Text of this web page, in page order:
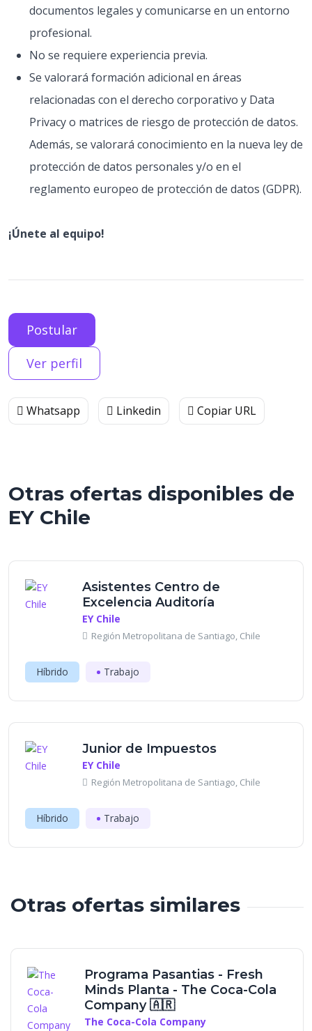
documentos legales y comunicarse en un entorno
profesional.
No se requiere experiencia previa.
Se valorará formación adicional en áreas
relacionadas con el derecho corporativo y Data
Privacy o matrices de riesgo de protección de datos.
Además, se valorará conocimiento en la nueva ley de
protección de datos personales y/o en el
reglamento europeo de protección de datos (GDPR).
¡Únete al equipo!
Postular
Ver perfil
Whatsapp Linkedin Copiar URL
Otras ofertas disponibles de
EY Chile
Asistentes Centro de
Excelencia Auditoría
EY Chile
Región Metropolitana de Santiago, Chile
Híbrido Trabajo
Junior de Impuestos
EY Chile
Región Metropolitana de Santiago, Chile
Híbrido Trabajo
Otras ofertas similares
Programa Pasantias - Fresh
Minds Planta - The Coca-Cola
Company 🇦🇷
The Coca-Cola Company